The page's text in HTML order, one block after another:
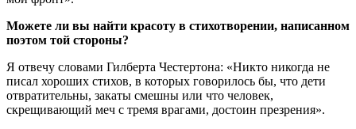
Можете ли вы найти красоту в стихотворении, написанном
поэтом той стороны?
Я отвечу словами Гилберта Честертона: «Никто никогда не
писал хороших стихов, в которых говорилось бы, что дети
отвратительны, закаты смешны или что человек,
скрещивающий меч с тремя врагами, достоин презрения».